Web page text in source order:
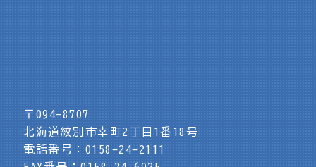
〒094-8707
北海道紋別市幸町2丁目1番18号
電話番号：0158-24-2111